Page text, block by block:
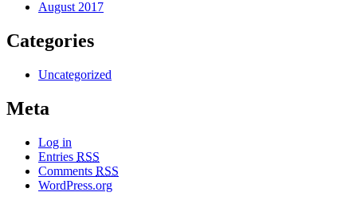
August 2017
Categories
Uncategorized
Meta
Log in
Entries RSS
Comments RSS
WordPress.org